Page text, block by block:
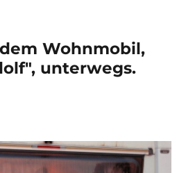
Wohnmobil,
unterwegs.